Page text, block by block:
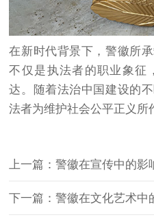
在新时代背景下，警徽所
不仅是执法者的职业象征
达。随着法治中国建设的
法者为维护社会公平正义所
上一篇：警徽在宣传中的影
下一篇：警徽在文化艺术中